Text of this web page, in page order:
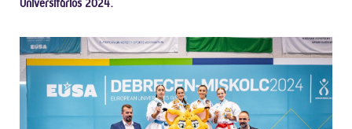
Universitários 2024.